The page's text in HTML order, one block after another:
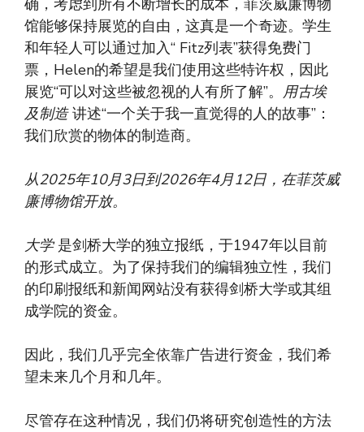
确，考虑到所有不断增长的成本，菲茨威廉博物
馆能够保持展览的自由，这真是一个奇迹。学生
和年轻人可以通过加入“ Fitz列表”获得免费门
票，Helen的希望是我们使用这些特许权，因此
展览“可以对这些被忽视的人有所了解”。 用古埃
及制造讲述“一个关于我一直觉得的人的故事”：
我们欣赏的物体的制造商。
从2025年10月3日到2026年4月12日，在菲茨威
廉博物馆开放。
大学是剑桥大学的独立报纸，于1947年以目前
的形式成立。为了保持我们的编辑独立性，我们
的印刷报纸和新闻网站没有获得剑桥大学或其组
成学院的资金。
因此，我们几乎完全依靠广告进行资金，我们希
望未来几个月和几年。
尽管存在这种情况，我们仍将研究创造性的方法